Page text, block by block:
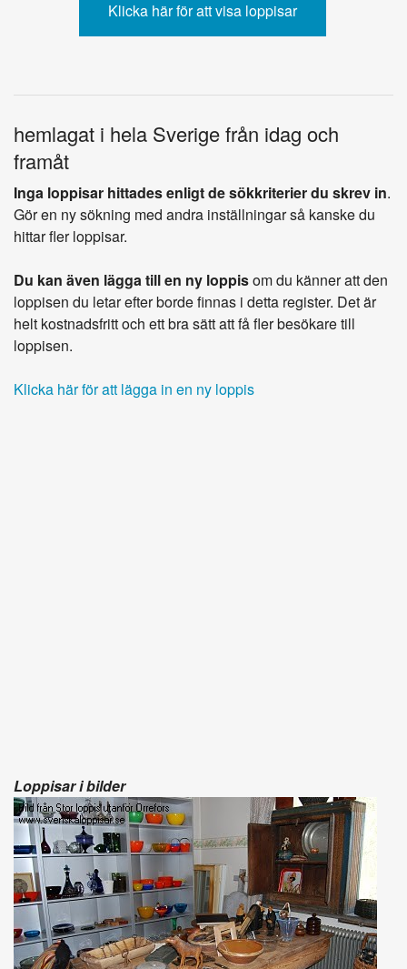
hemlagat i hela Sverige från idag och
framåt
Inga loppisar hittades enligt de sökkriterier du skrev in.
Gör en ny sökning med andra inställningar så kanske du
hittar fler loppisar.
Du kan även lägga till en ny loppisom du känner att den
loppisen du letar efter borde finnas i detta register. Det är
helt kostnadsfritt och ett bra sätt att få fler besökare till
loppisen.
Klicka här för att lägga in en ny loppis
Loppisar i bilder